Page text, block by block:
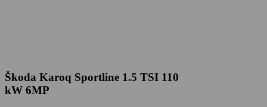
Škoda Karoq Sportline 1.5 TSI 110
kW 6MP